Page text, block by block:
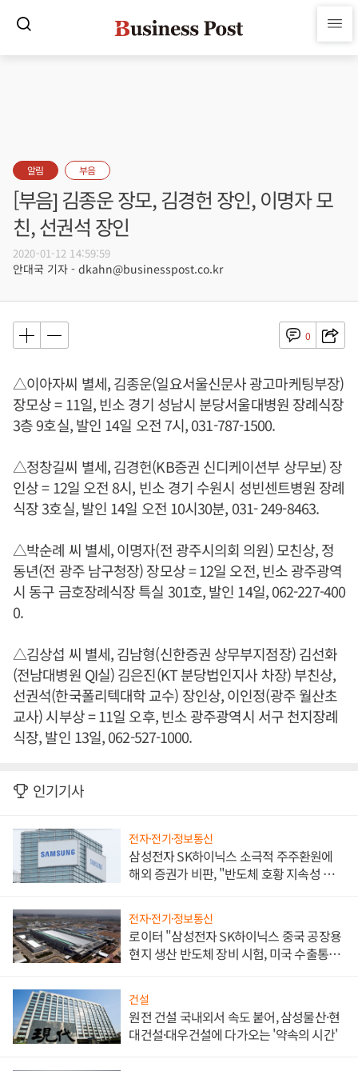
알림 부음
[부음] 김종운 장모, 김경헌 장인, 이명자 모
친, 선권석 장인
2020-01-12 14:59:59
안대국 기자 - dkahn@businesspost.co.kr
0
△이아자씨 별세, 김종운(일요서울신문사 광고마케팅부장)
장모상 = 11일, 빈소 경기 성남시 분당서울대병원 장례식장
3층 9호실, 발인 14일 오전 7시, 031-787-1500.
△정창길씨 별세, 김경헌(KB증권 신디케이션부 상무보) 장
인상 = 12일 오전 8시, 빈소 경기 수원시 성빈센트병원 장례
식장 3호실, 발인 14일 오전 10시30분, 031- 249-8463.
△박순례 씨 별세, 이명자(전 광주시의회 의원) 모친상, 정
동년(전 광주 남구청장) 장모상 = 12일 오전, 빈소 광주광역
시 동구 금호장례식장 특실 301호, 발인 14일, 062-227-400
0.
△김상섭 씨 별세, 김남형(신한증권 상무부지점장) 김선화
(전남대병원 QI실) 김은진(KT 분당법인지사 차장) 부친상,
선권석(한국폴리텍대학 교수) 장인상, 이인정(광주 월산초
교사) 시부상 = 11일 오후, 빈소 광주광역시 서구 천지장례
식장, 발인 13일, 062-527-1000.
인기기사
전자·전기·정보통신
삼성전자 SK하이닉스 소극적 주주환원에
해외 증권가 비판, "반도체 호황 지속성 의
전자·전기·정보통신
로이터 "삼성전자 SK하이닉스 중국 공장용
현지 생산 반도체 장비 시험, 미국 수출통제
건설
원전 건설 국내외서 속도 붙어, 삼성물산·현
대건설·대우건설에 다가오는 '약속의 시간'